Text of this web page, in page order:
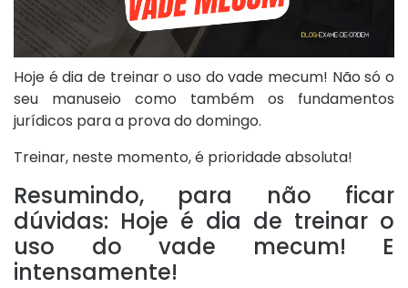
Hoje é dia de treinar o uso do vade mecum! Não só o
seu manuseio como também os fundamentos
jurídicos para a prova do domingo.
Treinar, neste momento, é prioridade absoluta!
Resumindo, para não ficar
dúvidas: Hoje é dia de treinar o
uso do vade mecum! E
intensamente!